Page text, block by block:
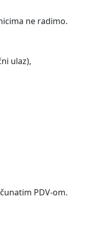
ne radimo.
ulaz),
PDV-om.